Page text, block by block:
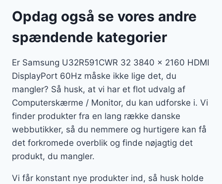
Opdag også se vores andre
spændende kategorier
Er Samsung U32R591CWR 32 3840 x 2160 HDMI
DisplayPort 60Hz måske ikke lige det, du
mangler? Så husk, at vi har et flot udvalg af
Computerskærme / Monitor, du kan udforske i. Vi
finder produkter fra en lang række danske
webbutikker, så du nemmere og hurtigere kan få
det forkromede overblik og finde nøjagtig det
produkt, du mangler.
Vi får konstant nye produkter ind, så husk holde